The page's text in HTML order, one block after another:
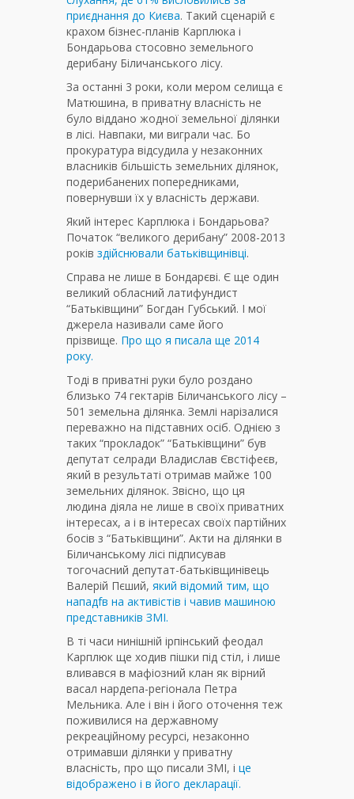
приєднання до Києва. Такий сценарій є
крахом бізнес-планів Карплюка і
Бондарьова стосовно земельного
дерибану Біличанського лісу.
За останні 3 роки, коли мером селища є
Матюшина, в приватну власність не
було віддано жодної земельної ділянки
в лісі. Навпаки, ми виграли час. Бо
прокуратура відсудила у незаконних
власників більшість земельних ділянок,
подерибанених попередниками,
повернувши їх у власність держави.
Який інтерес Карплюка і Бондарьова?
Початок “великого дерибану” 2008-2013
років здійснювали батьківщинівці.
Справа не лише в Бондарєві. Є ще один
великий обласний латифундист
“Батьківщини” Богдан Губський. І мої
джерела називали саме його
прізвище. Про що я писала ще 2014
року.
Тоді в приватні руки було роздано
близько 74 гектарів Біличанського лісу –
501 земельна ділянка. Землі нарізалися
переважно на підставних осіб. Однією з
таких “прокладок” “Батьківщини” був
депутат селради Владислав Євстіфеєв,
який в результаті отримав майже 100
земельних ділянок. Звісно, що ця
людина діяла не лише в своїх приватних
інтересах, а і в інтересах своїх партійних
босів з “Батьківщини”. Акти на ділянки в
Біличанському лісі підписував
тогочасний депутат-батьківщинівець
Валерій Пєший, який відомий тим, що
нападfв на активістів і чавив машиною
представників ЗМІ.
В ті часи нинішній ірпінський феодал
Карплюк ще ходив пішки під стіл, і лише
вливався в мафіозний клан як вірний
васал нардепа-регіонала Петра
Мельника. Але і він і його оточення теж
поживилися на державному
рекреаційному ресурсі, незаконно
отримавши ділянки у приватну
власність, про що писали ЗМІ, і це
відображено і в його декларації.